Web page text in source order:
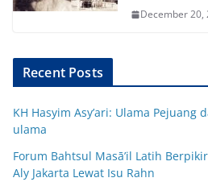
December 20,
Recent Posts
KH Hasyim Asy’ari: Ulama
ulama
Forum Bahtsul Masā’il Latih
Aly Jakarta Lewat Isu Rahn